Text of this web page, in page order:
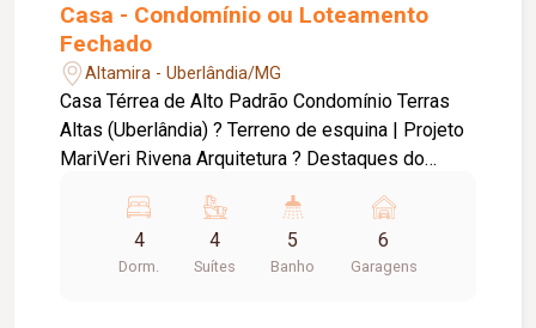
Casa - Condomínio ou Loteamento
Fechado
Altamira - Uberlândia/MG
Casa Térrea de Alto Padrão Condomínio Terras
Altas (Uberlândia) ? Terreno de esquina | Projeto
MariVeri Rivena Arquitetura ? Destaques do
303,27 m² + 15 m² de sóton (não contabilizados)
? 4 suítes, sendo 1 master com closet ?
Escritório (reversível para closet ) ? Home
4
Dorm.
4
Suítes
5
Banho
6
Garagens